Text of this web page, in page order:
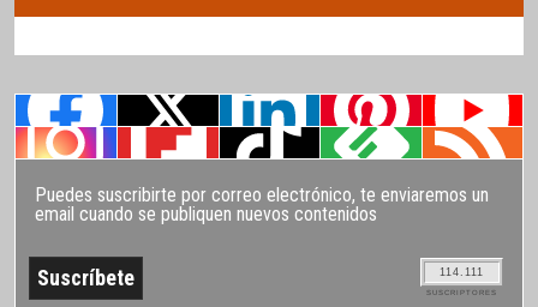
Puedes suscribirte por correo electrónico, te enviaremos un
email cuando se publiquen nuevos contenidos
114.111
SUSCRIPTORES